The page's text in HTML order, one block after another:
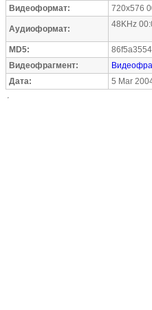
Видеоформат:
720x576
Аудиоформат: 48KHz
MD5:
Видеофрагмент:
Дата:
5 Mar